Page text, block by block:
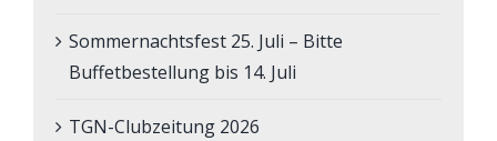
Sommernachtsfest 25. Juli – Bitte
Buffetbestellung bis 14. Juli
TGN-Clubzeitung 2026